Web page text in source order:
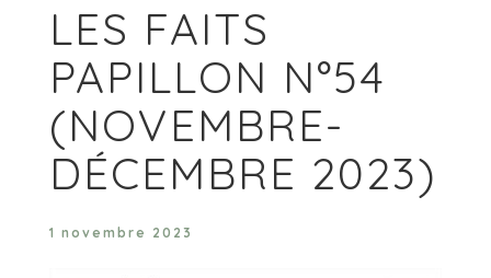
LES FAITS
PAPILLON N°54
(NOVEMBRE-
DÉCEMBRE 2023)
1 novembre 2023